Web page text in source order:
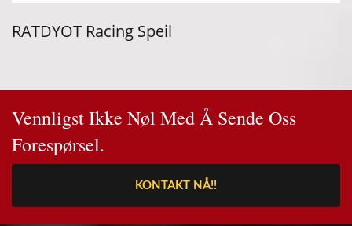
Racing Speil
Vennligst Ikke Nøl Med Å Sende Oss
Forespørsel.
KONTAKT NÅ!!